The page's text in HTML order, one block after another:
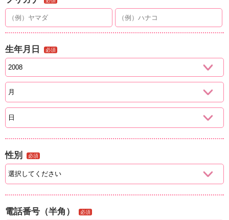
生年月日 必須
性別 必須
電話番号（半角） 必須